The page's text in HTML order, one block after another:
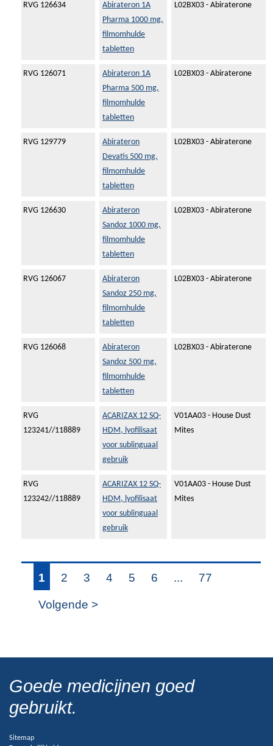
RVG 126634
Abirateron 1A
Pharma 1000 mg,
filmomhulde
tabletten
L02BX03 - Abiraterone
RVG 126071
Abirateron 1A
Pharma 500 mg,
filmomhulde
tabletten
L02BX03 - Abiraterone
RVG 129779
Abirateron
Devatis 500 mg,
filmomhulde
tabletten
L02BX03 - Abiraterone
RVG 126630
Abirateron
Sandoz 1000 mg,
filmomhulde
tabletten
L02BX03 - Abiraterone
RVG 126067
Abirateron
Sandoz 250 mg,
filmomhulde
tabletten
L02BX03 - Abiraterone
RVG 126068
Abirateron
Sandoz 500 mg,
filmomhulde
tabletten
L02BX03 - Abiraterone
RVG
123241//118889
ACARIZAX 12 SQ-
HDM, lyofilisaat
voor sublinguaal
gebruik
V01AA03 - House Dust
Mites
RVG
123242//118889
ACARIZAX 12 SQ-
HDM, lyofilisaat
voor sublinguaal
gebruik
V01AA03 - House Dust
Mites
1 2 3 4 5 6 ... 77
Volgende >
Goede medicijnen goed
gebruikt.
Sitemap